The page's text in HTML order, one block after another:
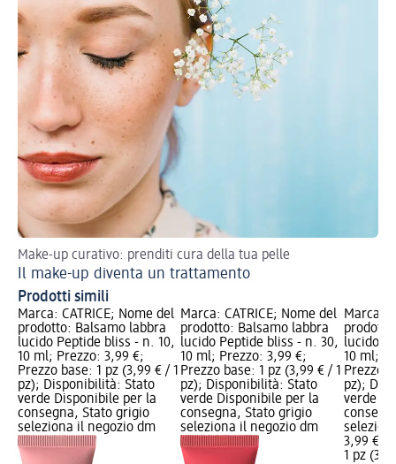
Make-up curativo: prenditi cura della tua pelle
Il make-up diventa un trattamento
Prodotti simili
Marca: CATRICE; Nome del
prodotto: Balsamo labbra
lucido Peptide bliss - n. 10,
10 ml; Prezzo: 3,99 €;
Prezzo base: 1 pz (3,99 € / 1
pz); Disponibilità: Stato
verde Disponibile per la
consegna, Stato grigio
seleziona il negozio dm
Marca: CATRICE; Nome del
prodotto: Balsamo labbra
lucido Peptide bliss - n. 30,
10 ml; Prezzo: 3,99 €;
Prezzo base: 1 pz (3,99 € / 1
pz); Disponibilità: Stato
verde Disponibile per la
consegna, Stato grigio
seleziona il negozio dm
Marca:
lucido
10 ml;
Prezzo
pz);
verde
3,99 €
1 pz